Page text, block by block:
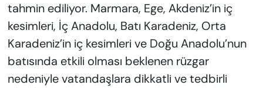
tahmin ediliyor. Marmara, Ege, Akdeniz’in iç
kesimleri, İç Anadolu, Batı Karadeniz, Orta
Karadeniz’in iç kesimleri ve Doğu Anadolu’nun
batısında etkili olması beklenen rüzgar
nedeniyle vatandaşlara dikkatli ve tedbirli